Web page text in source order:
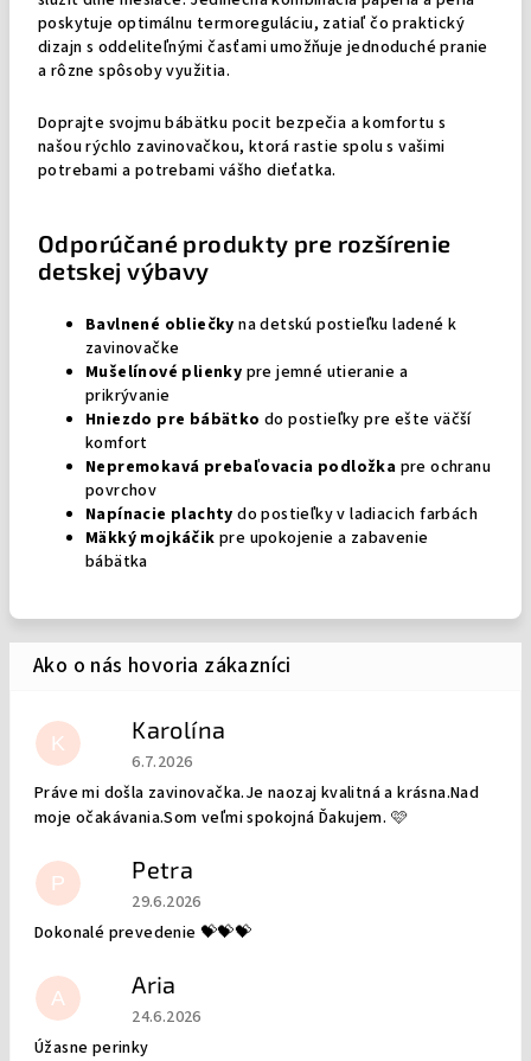
poskytuje optimálnu termoreguláciu, zatiaľ čo praktický
dizajn s oddeliteľnými časťami umožňuje jednoduché pranie
a rôzne spôsoby využitia.
Doprajte svojmu bábätku pocit bezpečia a komfortu s
našou rýchlo zavinovačkou, ktorá rastie spolu s vašimi
potrebami a potrebami vášho dieťatka.
Odporúčané produkty pre rozšírenie
detskej výbavy
Bavlnené obliečky na detskú postieľku ladené k
zavinovačke
Mušelínové plienky pre jemné utieranie a
prikrývanie
Hniezdo pre bábätko do postieľky pre ešte väčší
komfort
Nepremokavá prebaľovacia podložka pre ochranu
povrchov
Napínacie plachty do postieľky v ladiacich farbách
Mäkký mojkáčik pre upokojenie a zabavenie
bábätka
K Karolína
Hodnotenie obchodu je 5 z 5 hviezdičiek.
6.7.2026
Práve mi došla zavinovačka.Je naozaj kvalitná a krásna.Nad
moje očakávania.Som veľmi spokojná Ďakujem. 🩷
P Petra
Hodnotenie obchodu je 5 z 5 hviezdičiek.
29.6.2026
Dokonalé prevedenie 💝💝💝
A Aria
Hodnotenie obchodu je 5 z 5 hviezdičiek.
24.6.2026
Úžasne perinky